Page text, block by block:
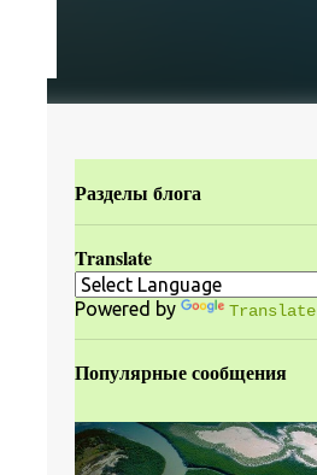
Разделы блога
Translate
Powered by Translate
Популярные сообщения